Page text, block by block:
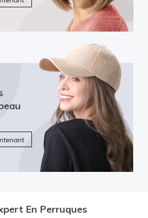
En Perruques